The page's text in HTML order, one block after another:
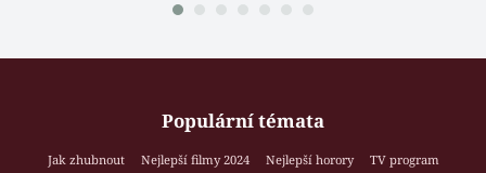
Populární témata
Jak zhubnout Nejlepší filmy 2024 Nejlepší horory
TV program